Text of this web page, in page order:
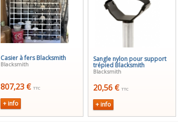
Casier à fers Blacksmith
Blacksmith
807,23 € TTC
+ info
Sangle nylon pour support
trépied Blacksmith
Blacksmith
20,56 € TTC
+ info